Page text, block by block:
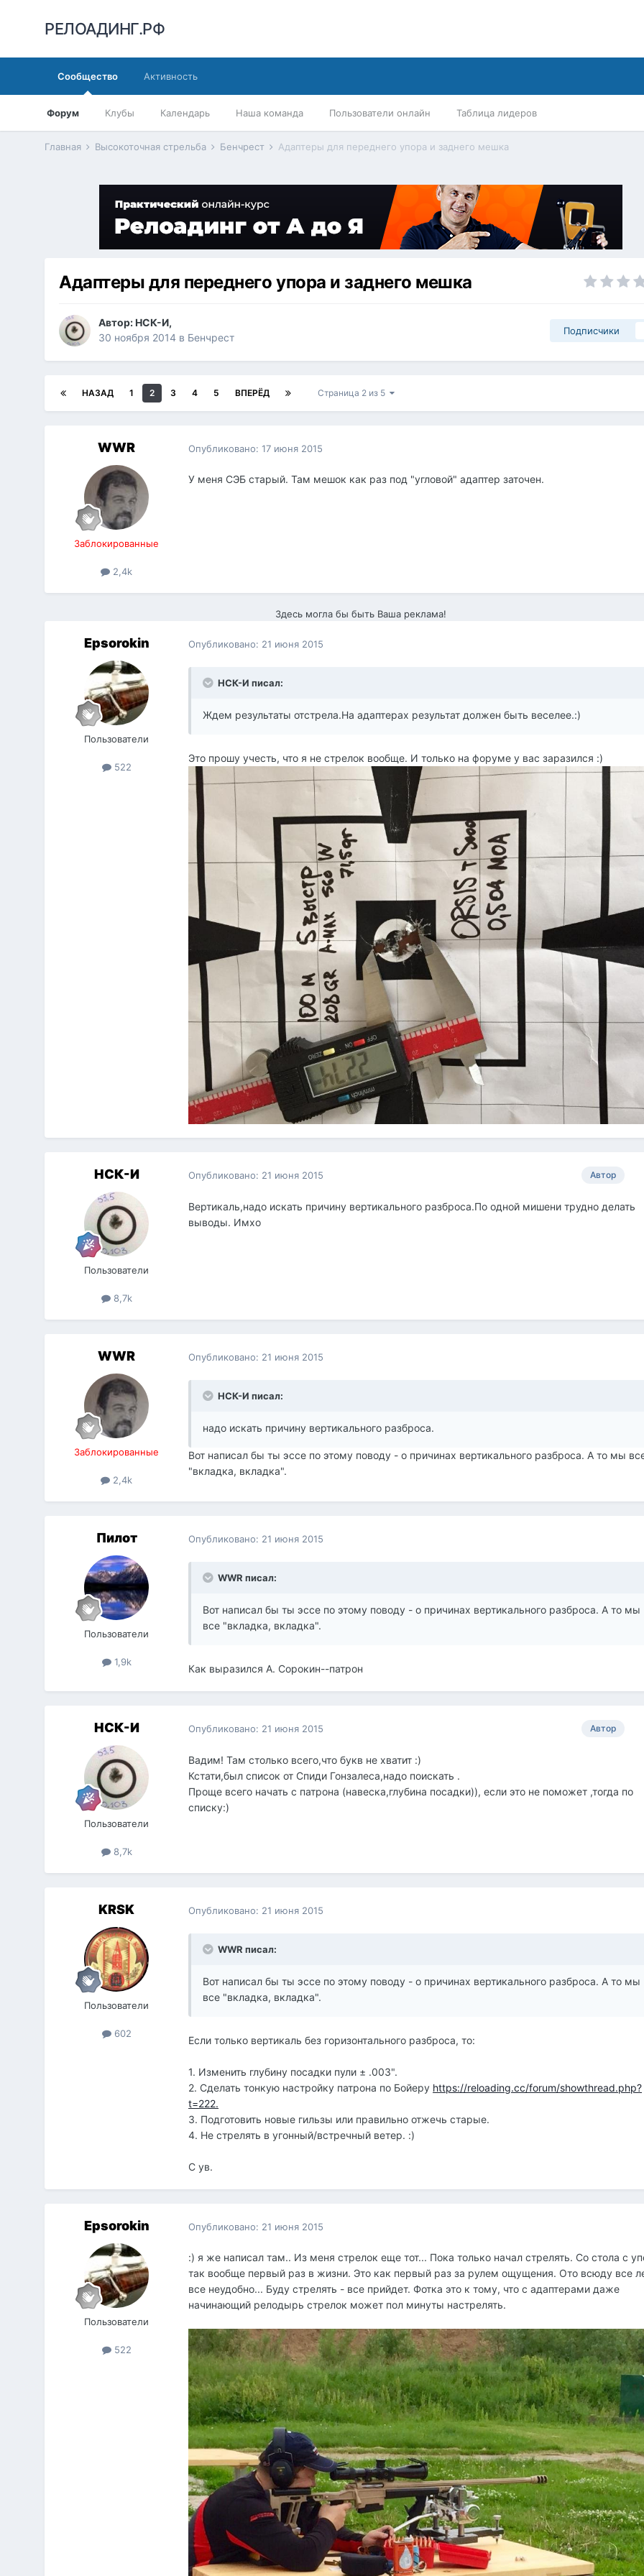
РЕЛОАДИНГ.РФ
Сообщество
Форум Клубы Календарь Наша команда Пользователи онлайн Таблица лидеров
Активность
Главная Высокоточная стрельба Бенчрест Адаптеры для переднего упора и заднего мешка
Адаптеры для переднего упора и заднего мешка
Автор:НСК-И,
30 ноября 2014 в Бенчрест
Подписчики
НАЗАД 1 2 3 4 5 ВПЕРЁД Страница 2 из 5
WWR
Заблокированные
2,4k
Опубликовано:17 июня 2015
У меня СЭБ старый. Там мешок как раз под "угловой" адаптер заточен.
Здесь могла бы быть Ваша реклама!
Epsorokin
Пользователи
522
Опубликовано: 21 июня 2015
НСК-И писал:
Ждем результаты отстрела.На адаптерах результат должен быть веселее.:)
Это прошу учесть, что я не стрелок вообще. И только на форуме у вас заразился :)
НСК-И
Пользователи
8,7k
Автор
Опубликовано: 21 июня 2015
Вертикаль,надо искать причину вертикального разброса.По одной мишени трудно делать
выводы. Имхо
WWR
Заблокированные
2,4k
Опубликовано: 21 июня 2015
НСК-И писал:
надо искать причину вертикального разброса.
Вот написал бы ты эссе по этому поводу - о причинах вертикального разброса. А то мы
"вкладка, вкладка".
Пилот
Пользователи
1,9k
Опубликовано: 21 июня 2015
WWR писал:
Вот написал бы ты эссе по этому поводу - о причинах вертикального разброса. А то мы
все "вкладка, вкладка".
Как выразился А. Сорокин--патрон
НСК-И
Пользователи
8,7k
Автор
Опубликовано: 21 июня 2015
Вадим! Там столько всего,что букв не хватит :)
Кстати,был список от Спиди Гонзалеса,надо поискать .
Проще всего начать с патрона (навеска,глубина посадки)), если это не поможет ,тогда по
списку:)
KRSK
Пользователи
602
Опубликовано: 21 июня 2015
WWR писал:
Вот написал бы ты эссе по этому поводу - о причинах вертикального разброса. А то мы
все "вкладка, вкладка".
Если только вертикаль без горизонтального разброса, то:
1. Изменить глубину посадки пули ± .003".
2. Сделать тонкую настройку патрона по Бойеру https://reloading.cc/forum/showthread.php?
t=222.
3. Подготовить новые гильзы или правильно отжечь старые.
4. Не стрелять в угонный/встречный ветер. :)
С ув.
Epsorokin
Пользователи
522
Опубликовано: 21 июня 2015
:) я же написал там.. Из меня стрелок еще тот... Пока только начал стрелять. Со стола с
так вообще первый раз в жизни. Это как первый раз за рулем ощущения. Ото всюду все
все неудобно... Буду стрелять - все прийдет. Фотка это к тому, что с адаптерами даже
начинающий релодырь стрелок может пол минуты настрелять.